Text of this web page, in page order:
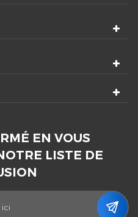
EN VOUS
LISTE DE